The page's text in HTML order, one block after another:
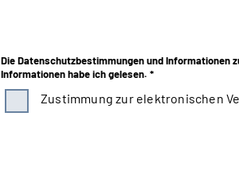
Die Datenschutzbestimmungen und Informationen
Informationen habe ich gelesen. *
Zustimmung zur elektronischen